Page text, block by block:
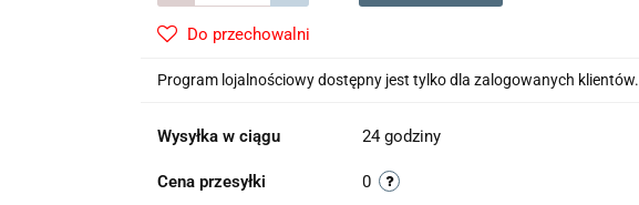
Do przechowalni
Program lojalnościowy dostępny jest tylko dla zalogowanych klientów.
Wysyłka w ciągu 24 godziny
Cena przesyłki 0